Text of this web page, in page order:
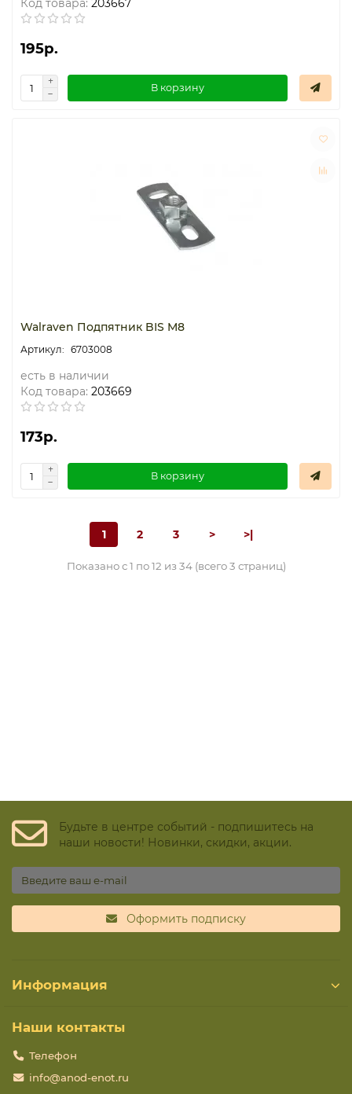
195р.
В корзину
Walraven Подпятник BIS M8
6703008
есть в наличии
Код товара: 203669
173р.
В корзину
1 2 3 > >|
Показано с 1 по 12 из 34 (всего 3 страниц)
Будьте в центре событий - подпишитесь на
наши новости! Новинки, скидки, акции.
Оформить подписку
Информация
Наши контакты
Телефон
info@anod-enot.ru